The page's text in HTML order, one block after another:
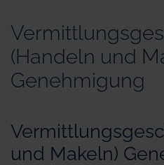
(Handeln und
Genehmigung
und Makeln)